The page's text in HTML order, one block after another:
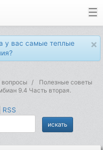
×
у вас самые теплые
Полезные советы
9.4 Часть вторая.
RSS